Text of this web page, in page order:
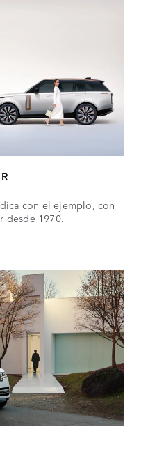
con el ejemplo, con
desde 1970.